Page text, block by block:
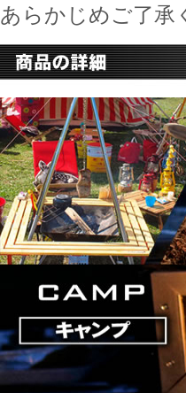
あらかじめご了承